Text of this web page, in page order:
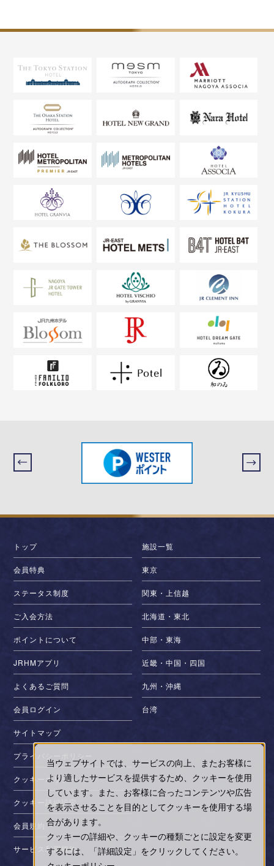
トップ
会員特典
ステータス制度
ご入会方法
ポイントについて
JRHMアプリ
よくあるご質問
会員ログイン
サイトマップ
プライバシーポリシー
クッキーポリシー
クッキー詳細設定
会員規約
サービス利用規約
施設一覧
東京
関東・上信越
北海道・東北
中部・東海
近畿・中国・四国
九州・沖縄
台湾
当ウェブサイトでは、サービスの向上、またお客様に
より適したサービスを提供するため、クッキーを使用
しています。また、お客様に合ったコンテンツや広告
を表示させることを目的としてクッキーを使用する場
合があります。
クッキーの詳細や、クッキーの種類ごとに設定を変更
するには、「詳細設定」をクリックしてください。